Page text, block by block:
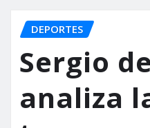
DEPORTES
Sergio
analiza